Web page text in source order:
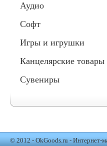
Аудио
Софт
Игры и игрушки
Канцелярские товары
Сувениры
© 2012 - OkGoods.ru - Интернет-